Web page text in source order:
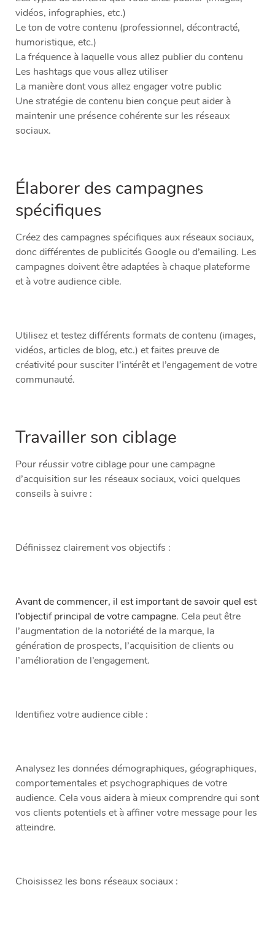
vidéos, infographies, etc.)
Le ton de votre contenu (professionnel, décontracté,
humoristique, etc.)
La fréquence à laquelle vous allez publier du contenu
Les hashtags que vous allez utiliser
La manière dont vous allez engager votre public
Une stratégie de contenu bien conçue peut aider à
maintenir une présence cohérente sur les réseaux
sociaux.
Élaborer des campagnes
spécifiques
Créez des campagnes spécifiques aux réseaux sociaux,
donc différentes de publicités Google ou d’emailing. Les
campagnes doivent être adaptées à chaque plateforme
et à votre audience cible.
Utilisez et testez différents formats de contenu (images,
vidéos, articles de blog, etc.) et faites preuve de
créativité pour susciter l’intérêt et l’engagement de votre
communauté.
Travailler son ciblage
Pour réussir votre ciblage pour une campagne
d’acquisition sur les réseaux sociaux, voici quelques
conseils à suivre :
Définissez clairement vos objectifs :
Avant de commencer, il est important de savoir quel est
l’objectif principal de votre campagne. Cela peut être
l’augmentation de la notoriété de la marque, la
génération de prospects, l’acquisition de clients ou
l’amélioration de l’engagement.
Identifiez votre audience cible :
Analysez les données démographiques, géographiques,
comportementales et psychographiques de votre
audience. Cela vous aidera à mieux comprendre qui sont
vos clients potentiels et à affiner votre message pour les
atteindre.
Choisissez les bons réseaux sociaux :